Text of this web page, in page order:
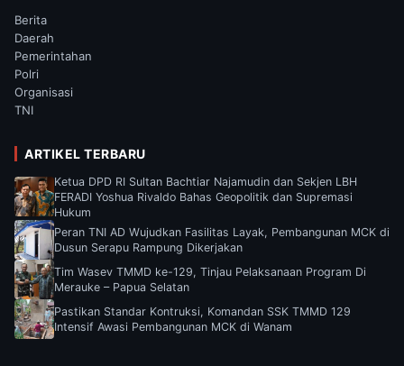
Berita
Daerah
Pemerintahan
Polri
Organisasi
TNI
ARTIKEL TERBARU
Ketua DPD RI Sultan Bachtiar Najamudin dan Sekjen LBH
FERADI Yoshua Rivaldo Bahas Geopolitik dan Supremasi
Hukum
Peran TNI AD Wujudkan Fasilitas Layak, Pembangunan MCK di
Dusun Serapu Rampung Dikerjakan
Tim Wasev TMMD ke-129, Tinjau Pelaksanaan Program Di
Merauke – Papua Selatan
Pastikan Standar Kontruksi, Komandan SSK TMMD 129
Intensif Awasi Pembangunan MCK di Wanam